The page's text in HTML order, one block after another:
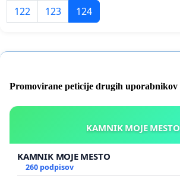
122
123 124
Promovirane peticije drugih uporabnikov
KAMNIK MOJE MESTO
KAMNIK MOJE MESTO
260 podpisov